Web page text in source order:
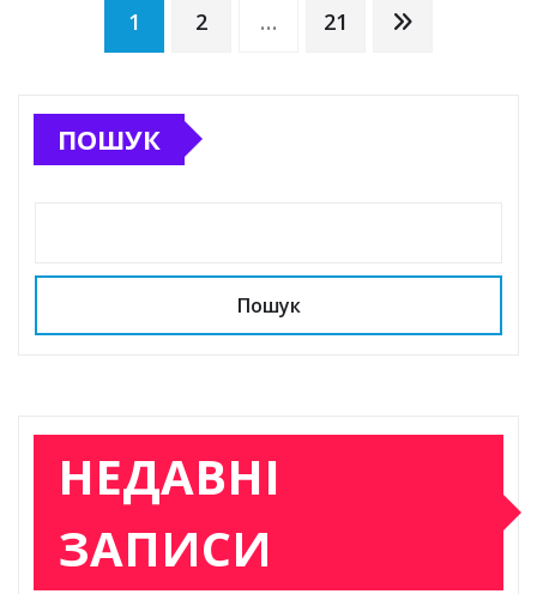
Пагінація
записів
1 2 … 21
ПОШУК
Пошук
НЕДАВНІ
ЗАПИСИ